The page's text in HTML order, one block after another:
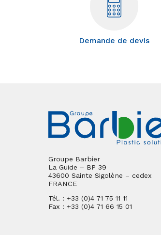
Demande de devis
Groupe Barbier
La Guide – BP 39
43600 Sainte Sigolène – cedex
FRANCE
Tél. : +33 (0)4 71 75 11 11
Fax : +33 (0)4 71 66 15 01